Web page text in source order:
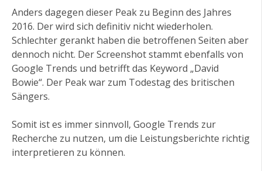
Anders dagegen dieser Peak zu Beginn des Jahres
2016. Der wird sich definitiv nicht wiederholen.
Schlechter gerankt haben die betroffenen Seiten aber
dennoch nicht. Der Screenshot stammt ebenfalls von
Google Trends und betrifft das Keyword „David
Bowie“. Der Peak war zum Todestag des britischen
Sängers.
Somit ist es immer sinnvoll, Google Trends zur
Recherche zu nutzen, um die Leistungsberichte richtig
interpretieren zu können.